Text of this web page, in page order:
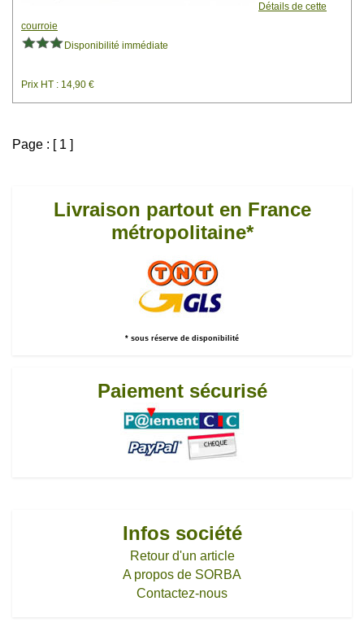
Détails de cette
courroie
Disponibilité immédiate
Prix HT : 14,90 €
Page : [ 1 ]
Livraison partout en France
métropolitaine*
* sous réserve de disponibilité
Paiement sécurisé
Infos société
Retour d'un article
A propos de SORBA
Contactez-nous